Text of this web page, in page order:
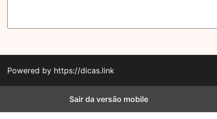
Powered by https://dicas.link
Sair da versão mobile